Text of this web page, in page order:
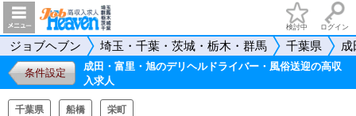
検討中 ログイン
ジョブヘブン 埼玉・千葉・茨城・栃木・群馬 千葉県 成
条件設定
成田・富里・旭のデリヘルドライバー・風俗送迎の高収
入求人
千葉県 船橋 栄町